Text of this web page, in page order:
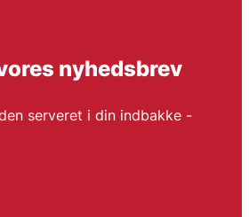
nyhedsbrev
serveret i din indbakke -